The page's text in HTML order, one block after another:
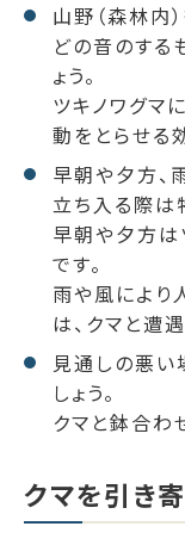
山野（森林内
どの音のする
ょう。
ツキノワグマ
動をとらせる
早朝や夕方、
立ち入る際は
早朝や夕方は
です。
雨や風により
は、クマと遭
見通しの悪い
しょう。
クマと鉢合わ
クマを引き